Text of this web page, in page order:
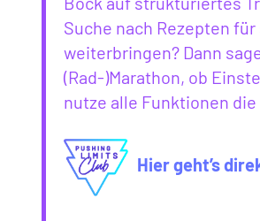
Suche nach Rezepten
weiterbringen? Dann
(Rad-)Marathon, ob
nutze alle Funktionen
Hier geht’s